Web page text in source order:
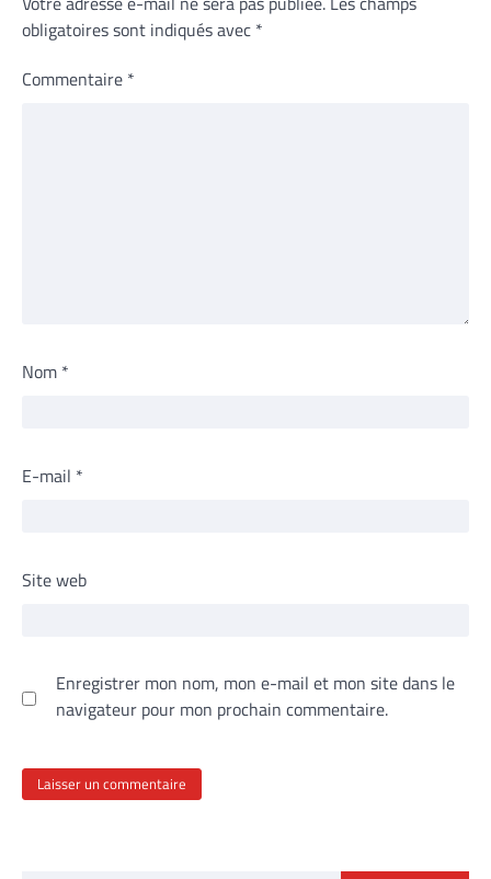
obligatoires sont indiqués avec *
Commentaire *
Nom *
E-mail *
Site web
Enregistrer mon nom, mon e-mail et mon site dans le
navigateur pour mon prochain commentaire.